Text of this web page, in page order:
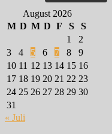
August 2026
M D M D F S
S
1
2
3
4 5 6 7 8
9
10 11 12 13 14 15 16
17 18 19 20 21 22 23
24 25 26 27 28 29 30
31
« Juli